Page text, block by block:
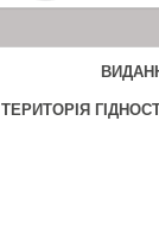
ТЕРИТОРІЯ